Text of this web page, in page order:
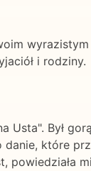
i rodziny.
Usta". Był
które
powiedziała